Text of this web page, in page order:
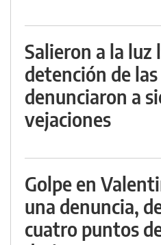
Salieron a la luz
detención de
denunciaron a
vejaciones
Golpe en
una denuncia,
cuatro puntos